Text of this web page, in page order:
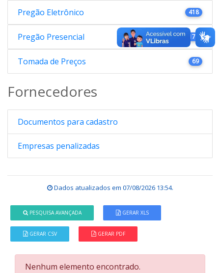
Pregão Eletrônico 418
Pregão Presencial 176
Tomada de Preços 69
Fornecedores
Documentos para cadastro
Empresas penalizadas
Dados atualizados em 07/08/2026 13:54.
PESQUISA AVANÇADA GERAR XLS
GERAR CSV GERAR PDF
Nenhum elemento encontrado.